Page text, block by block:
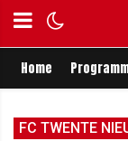
Home
FC TWENTE